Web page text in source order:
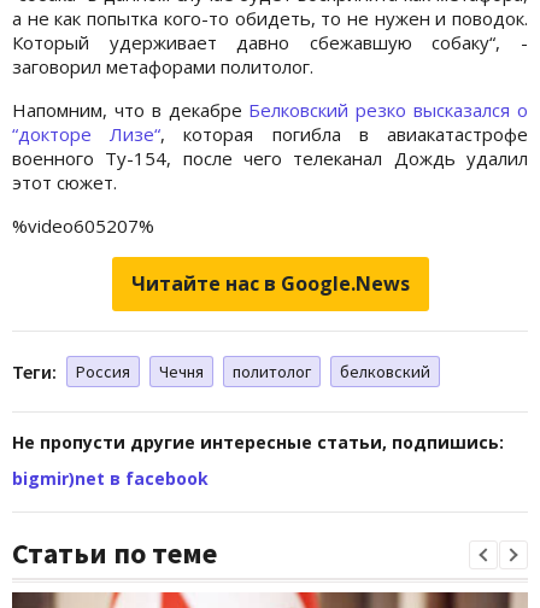
а не как попытка кого-то обидеть, то не нужен и поводок.
Который удерживает давно сбежавшую собаку“, -
заговорил метафорами политолог.
Напомним, что в декабре Белковский резко высказался о
“докторе Лизе“, которая погибла в авиакатастрофе
военного Ту-154, после чего телеканал Дождь удалил
этот сюжет.
%video605207%
Читайте нас в Google.News
Теги: Россия Чечня политолог белковский
Не пропусти другие интересные статьи, подпишись:
bigmir)net в facebook
Статьи по теме